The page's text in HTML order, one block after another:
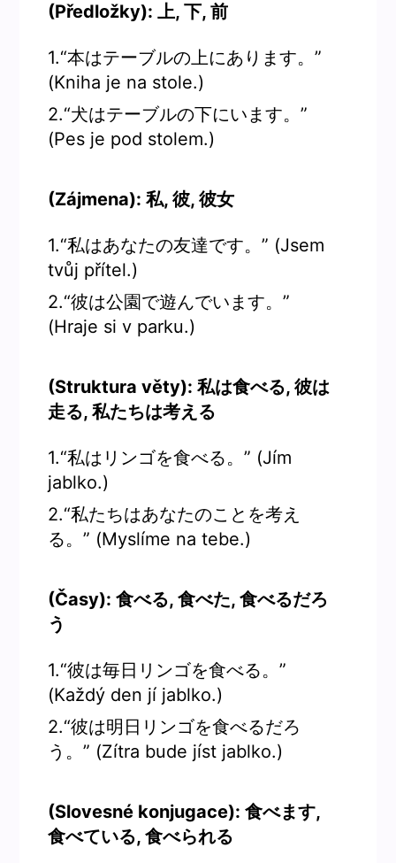
(Předložky): 上, 下, 前
1.“本はテーブルの上にあります。”
(Kniha je na stole.)
2.“犬はテーブルの下にいます。”
(Pes je pod stolem.)
(Zájmena): 私, 彼, 彼女
1.“私はあなたの友達です。” (Jsem
tvůj přítel.)
2.“彼は公園で遊んでいます。”
(Hraje si v parku.)
(Struktura věty): 私は食べる, 彼は
走る, 私たちは考える
1.“私はリンゴを食べる。” (Jím
jablko.)
2.“私たちはあなたのことを考え
る。” (Myslíme na tebe.)
(Časy): 食べる, 食べた, 食べるだろ
う
1.“彼は毎日リンゴを食べる。”
(Každý den jí jablko.)
2.“彼は明日リンゴを食べるだろ
う。” (Zítra bude jíst jablko.)
(Slovesné konjugace): 食べます,
食べている, 食べられる